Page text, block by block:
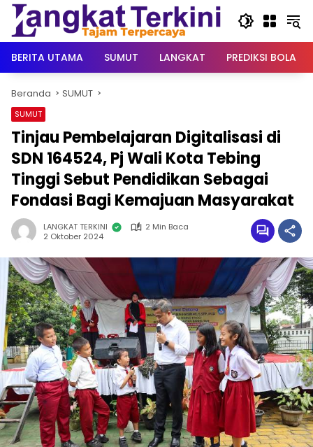
Langsung
konten
BERITA UTAMA
SUMUT LANGKAT PREDIKSI BOLA
Beranda SUMUT
SUMUT
Tinjau Pembelajaran Digitalisasi di
SDN 164524, Pj Wali Kota Tebing
Tinggi Sebut Pendidikan Sebagai
Fondasi Bagi Kemajuan Masyarakat
LANGKAT TERKINI
2 Min Baca
2 Oktober 2024